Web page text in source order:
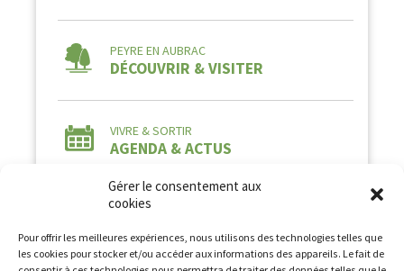
Gérer le consentement aux
cookies
Pour offrir les meilleures expériences, nous utilisons des technologies telles que
les cookies pour stocker et/ou accéder aux informations des appareils. Le fait de
PEYRE EN AUBRAC
DÉCOUVRIR & VISITER
VIVRE & SORTIR
AGENDA & ACTUS